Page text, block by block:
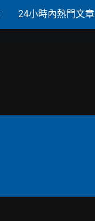
24小時內熱門文章